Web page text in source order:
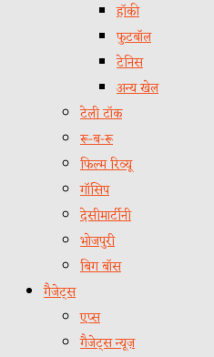
हॉकी
फुटबॉल
टेनिस
अन्य खेल
टेली टॉक
रू-ब-रू
फिल्म रिव्यू
गॉसिप
देसीमार्टीनी
भोजपुरी
बिग बॉस
गैजेट्स
एप्स
गैजेट्स न्यूज़